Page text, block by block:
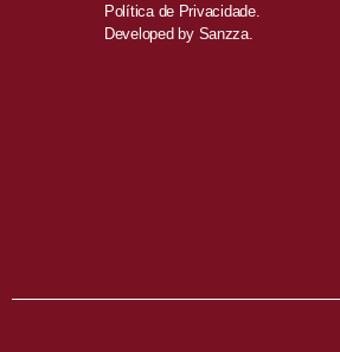
Política de Privacidade.
Developed by Sanzza.